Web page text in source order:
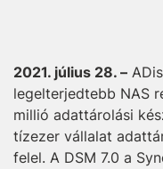
2021. július 28. –
legelterjedtebb NAS
millió adattárolási
tízezer vállalat
felel. A DSM 7.0 a